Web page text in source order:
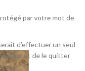
par votre mot de
d’effectuer un seul
et de le quitter